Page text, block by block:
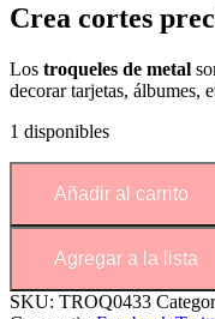
Crea cortes
Los troqueles de metal
decorar tarjetas, álbumes,
1 disponibles
Añadir al carrito
Agregar a la lista
SKU: TROQ0433